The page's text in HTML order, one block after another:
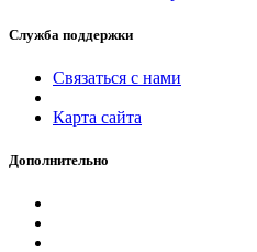
Служба поддержки
Связаться с нами
Карта сайта
Дополнительно